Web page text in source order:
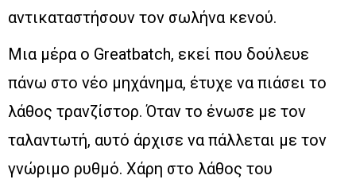
αντικαταστήσουν τον σωλήνα κενού.
Μια μέρα ο Greatbatch, εκεί που δούλευε
πάνω στο νέο μηχάνημα, έτυχε να πιάσει το
λάθος τρανζίστορ. Όταν το ένωσε με τον
ταλαντωτή, αυτό άρχισε να πάλλεται με τον
γνώριμο ρυθμό. Χάρη στο λάθος του